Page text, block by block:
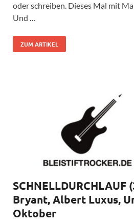
oder schreiben. Dieses Mal mit
Und …
ZUM ARTIKEL
SCHNELLDURCHLAUF
Bryant, Albert Luxus,
Oktober